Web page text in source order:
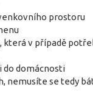
prostoru
v případě
do domácnosti
nemusíte se tedy